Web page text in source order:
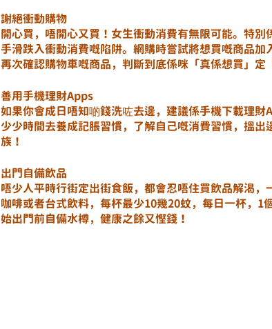
謝絕衝動購物
開心買，唔開心又買！女生衝動消費有無限可能。特
手滑跌入衝動消費嘅陷阱。網購時嘗試將想買嘅商品
再次確認購物車嘅商品，判斷到底係咪「真係想買」定
善用手機理財Apps
如果你會成日唔知啲錢洗咗去邊，建議係手機下載理
少少時間去養成記脹習慣，了解自己嘅消費習慣，搵
族！
出門自備飲品
唔少人平時行街定出街食飯，都會忍唔住買飲品解渴
咖啡或者台式飲料，每杯最少10幾20蚊，每日一杯，1
始出門前自備水樽，健康之餘又慳錢！